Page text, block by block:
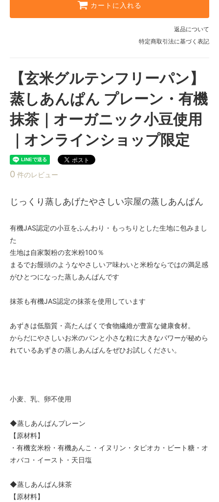
カートに入れる
返品について
特定商取引法に基づく表記
【玄米グルテンフリーパン】
蒸しあんぱん プレーン・有機
抹茶｜オーガニック小豆使用
｜オンラインショップ限定
0 件のレビュー
じっくり蒸しあげたやさしい宗屋の蒸しあんぱん
有機JAS認定の小豆をふんわり・もっちりとした生地に包みまし
た
生地は自家製粉の玄米粉100％
まるでお饅頭のようなやさしいア味わいと米粉ならではの満足感
がひとつになった蒸しあんぱんです
抹茶も有機JAS認定の抹茶を使用しています
あずきは低脂質・高たんぱくで食物繊維が豊富な健康食材。
からだにやさしいお米のパンと小さな粒に大きなパワーが秘めら
れているあずきの蒸しあんぱんをぜひお試しください。
小麦、乳、卵不使用
◆蒸しあんぱんプレーン
【原材料】
・有機玄米粉・有機あんこ・イヌリン・タピオカ・ビート糖・オ
オバコ・イースト・天日塩
◆蒸しあんぱん抹茶
【原材料】